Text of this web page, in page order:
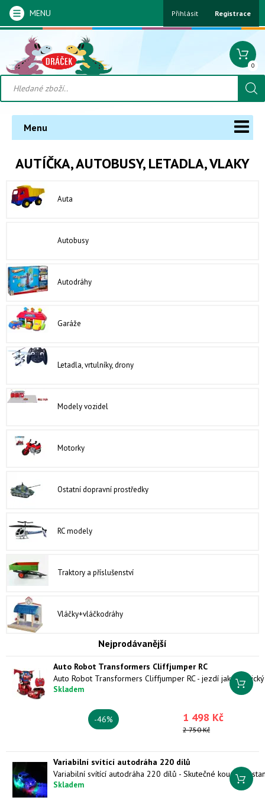
MENU Přihlásit Registrace
0
Menu
AUTÍČKA, AUTOBUSY, LETADLA, VLAKY
Auta
Autobusy
Autodráhy
Garáže
Letadla, vrtulníky, drony
Modely vozidel
Motorky
Ostatní dopravní prostředky
RC modely
Traktory a příslušenství
Vláčky+vláčkodráhy
Nejprodávanější
Auto Robot Transformers Cliffjumper RC
Skladem
1 498 Kč
2 750 Kč
-46%
Variabilní svítící autodráha 220 dílů
Skladem